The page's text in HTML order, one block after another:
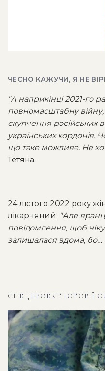
ЧЕСНО КАЖУЧИ, Я НЕ
"А наприкінці 2021-го
повномасштабну
скупчення російських
українських кордонів.
що таке можливе. Не
Тетяна.
24 лютого 2022 року
лікарняний. "Але
повідомлення, щоб
залишалася вдома, бо…
СПЕЦПРОЕКТ ІСТОРІЇ